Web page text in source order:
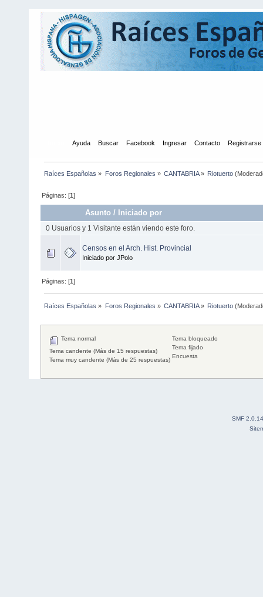
Ayuda Buscar Facebook Ingresar Contacto Registrarse
Raíces Españolas » Foros Regionales » CANTABRIA» Riotuerto
Páginas: [1]
Asunto / Iniciado por
0 Usuarios y 1 Visitante están viendo este foro.
Censos en el Arch. Hist. Provincial
Iniciado por JPolo
Páginas: [1]
Raíces Españolas » Foros Regionales » CANTABRIA» Riotuerto
Tema normal
Tema candente (Más de 15 respuestas)
Tema muy candente (Más de 25 respuestas)
Tema bloqueado
Tema fijado
Encuesta
SMF 2.0.14